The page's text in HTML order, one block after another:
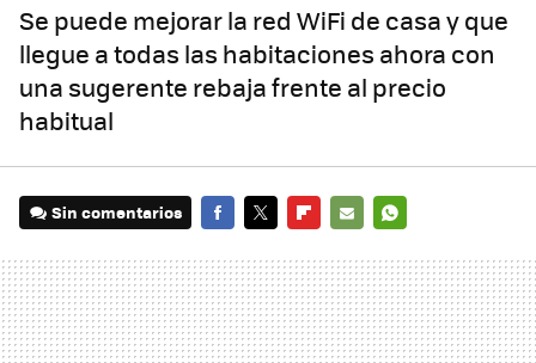
Se puede mejorar la red WiFi de casa y que
llegue a todas las habitaciones ahora con
una sugerente rebaja frente al precio
habitual
Sin comentarios
MAIL